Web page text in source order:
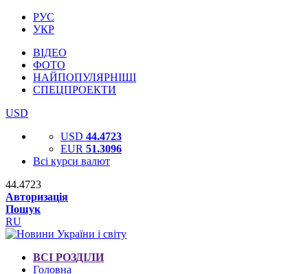
РУС
УКР
ВІДЕО
ФОТО
НАЙПОПУЛЯРНІШІ
СПЕЦПРОЕКТИ
USD
USD 44.4723
EUR 51.3096
Всі курси валют
44.4723
Авторизація
Пошук
RU
ВСІ РОЗДІЛИ
Головна